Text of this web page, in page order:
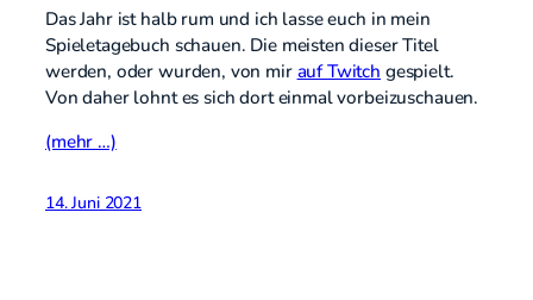
Das Jahr ist halb rum und ich lasse euch in mein
Spieletagebuch schauen. Die meisten dieser Titel
werden, oder wurden, von mir auf Twitch gespielt.
Von daher lohnt es sich dort einmal vorbeizuschauen.
(mehr …)
14. Juni 2021